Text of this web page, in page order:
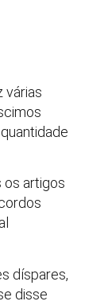
várias
os artigos
díspares,
disse